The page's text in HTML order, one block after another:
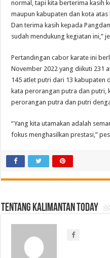
normal, tapi kita berterima kasih
maupun kabupaten dan kota
Dan terima kasih kepada
sudah mendukung kegiatan ini,”
Pertandingan cabor karate ini
November 2022 yang diikuti 231
145 atlet putri dari 13 kabupaten
kata perorangan putra dan putri,
perorangan putra dan putri
“Yang kita utamakan adalah
fokus menghasilkan prestasi,”
Tentang Kalimantan Today